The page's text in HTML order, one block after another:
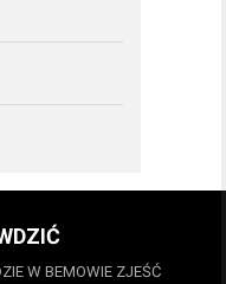
W BEMOWIE ZJEŚĆ